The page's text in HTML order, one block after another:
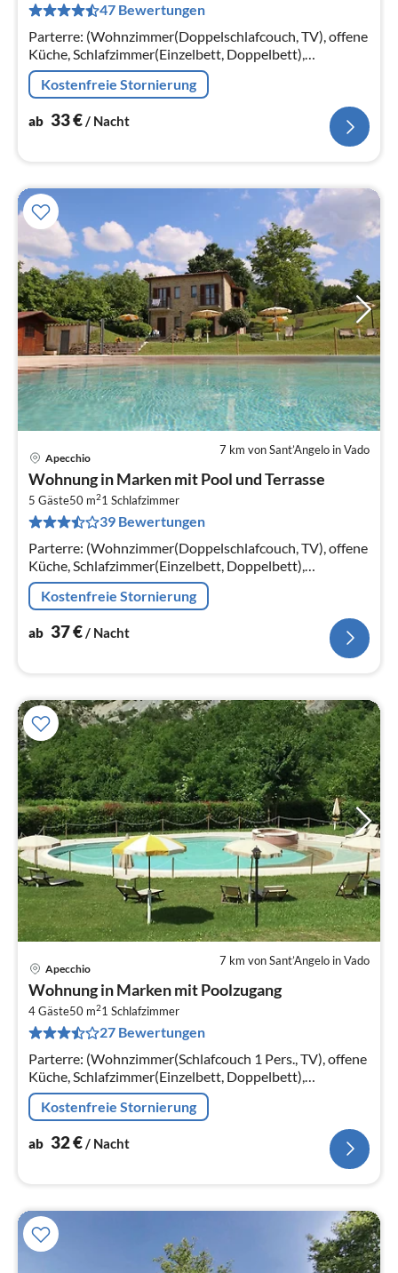
47 Bewertungen
Parterre: (Wohnzimmer(Doppelschlafcouch, TV), offene
Küche, Schlafzimmer(Einzelbett, Doppelbett),
Badezimmer(Dusche, Waschbecken, Toilette, Bidet))
Kostenfreie Stornierung
ab 33€/ Nacht
7 km von Sant’Angelo in Vado
Apecchio
Wohnung in Marken mit Pool und Terrasse
5 Gäste50 m21 Schlafzimmer
39 Bewertungen
Parterre: (Wohnzimmer(Doppelschlafcouch, TV), offene
Küche, Schlafzimmer(Einzelbett, Doppelbett),
Badezimmer(Dusche, Waschbecken, Toilette, Bidet))
Kostenfreie Stornierung
ab 37€ / Nacht
7 km von Sant’Angelo in Vado
Apecchio
Wohnung in Marken mit Poolzugang
4 Gäste50 m21 Schlafzimmer
27 Bewertungen
Parterre: (Wohnzimmer(Schlafcouch 1 Pers., TV), offene
Küche, Schlafzimmer(Einzelbett, Doppelbett),
Badezimmer(Dusche, Waschbecken, Toilette, Bidet))
Kostenfreie Stornierung
ab 32€/ Nacht